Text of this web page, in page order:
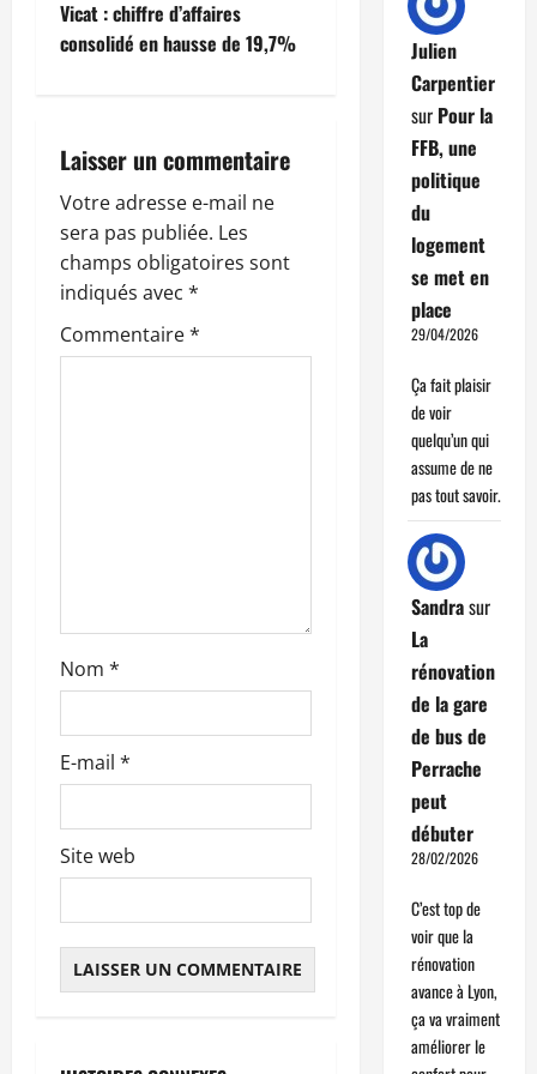
i
a
t
i
o
n
i
c
l
Vicat : chiffre d’affaires
consolidé en hausse de 19,7%
Laisser un commentaire
Votre adresse e-mail ne
sera pas publiée. Les
champs obligatoires sont
indiqués avec *
Commentaire*
Nom *
E-mail *
Site web
Julien
Carpentier
sur Pour la
FFB, une
politique
du
logement
se met en
place
29/04/2026
Ça fait plaisir
de voir
quelqu’un qui
assume de ne
pas tout savoir.
Sandrasur
La
rénovation
de la gare
de bus de
Perrache
peut
débuter
28/02/2026
C’est top de
voir que la
rénovation
avance à Lyon,
ça va vraiment
améliorer le